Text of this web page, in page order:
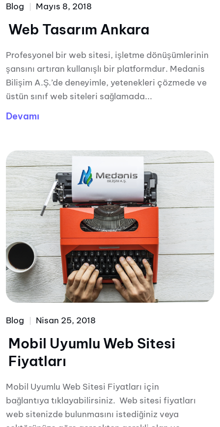
Blog Mayıs 8, 2018
Web Tasarım Ankara
Profesyonel bir web sitesi, işletme dönüşümlerinin
şansını artıran kullanışlı bir platformdur. Medanis
Bilişim A.Ş.’de deneyimle, yetenekleri çözmede ve
üstün sınıf web siteleri sağlamada...
Devamı
Blog Nisan 25, 2018
Mobil Uyumlu Web Sitesi
Fiyatları
Mobil Uyumlu Web Sitesi Fiyatları için
bağlantıya tıklayabilirsiniz. Web sitesi fiyatları
web sitenizde bulunmasını istediğiniz veya